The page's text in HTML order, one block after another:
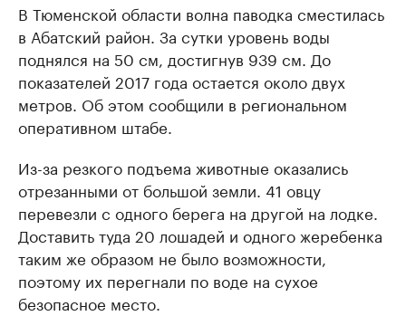
В Тюменской области волна паводка сместилась
в Абатский район. За сутки уровень воды
поднялся на 50 см, достигнув 939 см. До
показателей 2017 года остается около двух
метров. Об этом сообщили в региональном
оперативном штабе.
Из-за резкого подъема животные оказались
отрезанными от большой земли. 41 овцу
перевезли с одного берега на другой на лодке.
Доставить туда 20 лошадей и одного жеребенка
таким же образом не было возможности,
поэтому их перегнали по воде на сухое
безопасное место.